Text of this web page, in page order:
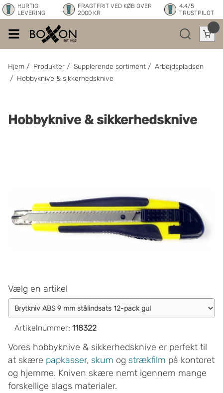
HURTIG
LEVERING
FRAGTFRIT VED KØB OVER
2000 KR
4.4/5
TRUSTPILOT
Hjem / Produkter / Supplerende sortiment / Arbejdspladsen
/ Hobbyknive & sikkerhedsknive
Hobbyknive & sikkerhedsknive
Vælg en artikel
Artikelnummer: 118322
Vores hobbyknive & sikkerhedsknive er perfekt til
at skære papkasser, skum og strækfilm på kontoret
og hjemme. Kniven skære nemt igennem mange
forskellige slags materialer.